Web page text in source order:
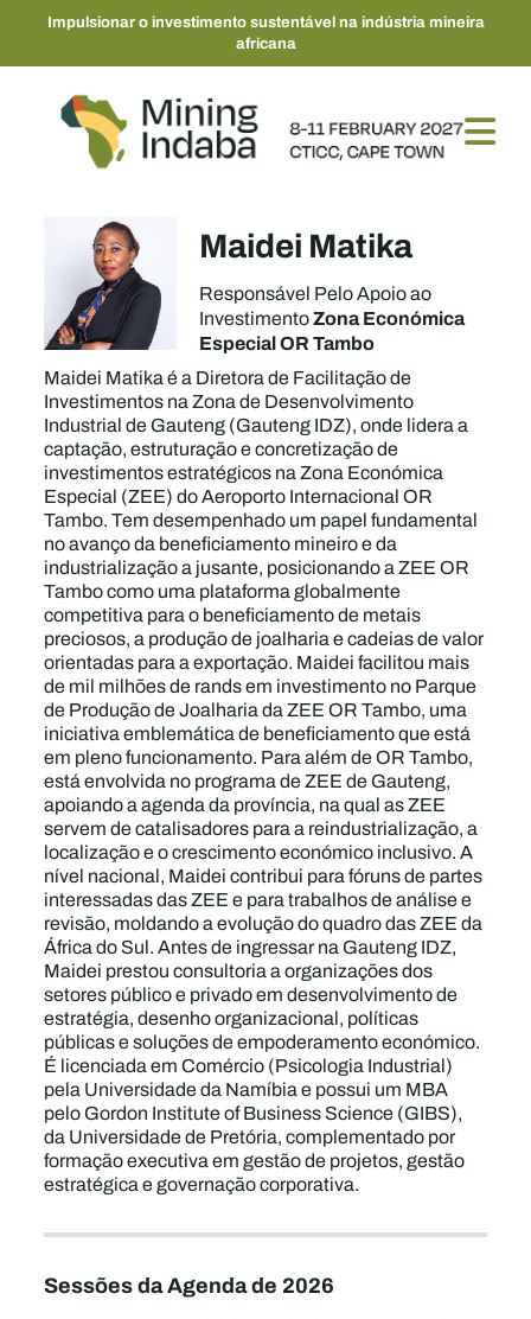
Impulsionar o investimento sustentável na indústria mineira
africana
Maidei Matika
Responsável Pelo Apoio ao
InvestimentoZona Económica
Especial OR Tambo
Maidei Matika é a Diretora de Facilitação de
Investimentos na Zona de Desenvolvimento
Industrial de Gauteng (Gauteng IDZ), onde lidera a
captação, estruturação e concretização de
investimentos estratégicos na Zona Económica
Especial (ZEE) do Aeroporto Internacional OR
Tambo. Tem desempenhado um papel fundamental
no avanço da beneficiamento mineiro e da
industrialização a jusante, posicionando a ZEE OR
Tambo como uma plataforma globalmente
competitiva para o beneficiamento de metais
preciosos, a produção de joalharia e cadeias de valor
orientadas para a exportação. Maidei facilitou mais
de mil milhões de rands em investimento no Parque
de Produção de Joalharia da ZEE OR Tambo, uma
iniciativa emblemática de beneficiamento que está
em pleno funcionamento. Para além de OR Tambo,
está envolvida no programa de ZEE de Gauteng,
apoiando a agenda da província, na qual as ZEE
servem de catalisadores para a reindustrialização, a
localização e o crescimento económico inclusivo. A
nível nacional, Maidei contribui para fóruns de partes
interessadas das ZEE e para trabalhos de análise e
revisão, moldando a evolução do quadro das ZEE da
África do Sul. Antes de ingressar na Gauteng IDZ,
Maidei prestou consultoria a organizações dos
setores público e privado em desenvolvimento de
estratégia, desenho organizacional, políticas
públicas e soluções de empoderamento económico.
É licenciada em Comércio (Psicologia Industrial)
pela Universidade da Namíbia e possui um MBA
pelo Gordon Institute of Business Science (GIBS),
da Universidade de Pretória, complementado por
formação executiva em gestão de projetos, gestão
estratégica e governação corporativa.
Sessões da Agenda de 2026